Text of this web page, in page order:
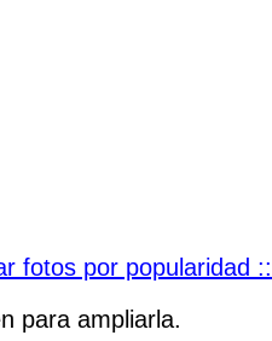
fotos por popularidad ::
para ampliarla.